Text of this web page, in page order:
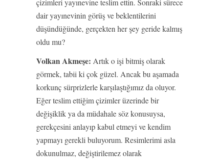
çizimleri yayınevine teslim ettin. Sonraki sürece
dair yayınevinin görüş ve beklentilerini
düşündüğünde, gerçekten her şey geride kalmış
oldu mu?
Volkan Akmeşe: Artık o işi bitmiş olarak
görmek, tabii ki çok güzel. Ancak bu aşamada
korkunç sürprizlerle karşılaştığımız da oluyor.
Eğer teslim ettiğim çizimler üzerinde bir
değişiklik ya da müdahale söz konusuysa,
gerekçesini anlayıp kabul etmeyi ve kendim
yapmayı gerekli buluyorum. Resimlerimi asla
dokunulmaz, değiştirilemez olarak